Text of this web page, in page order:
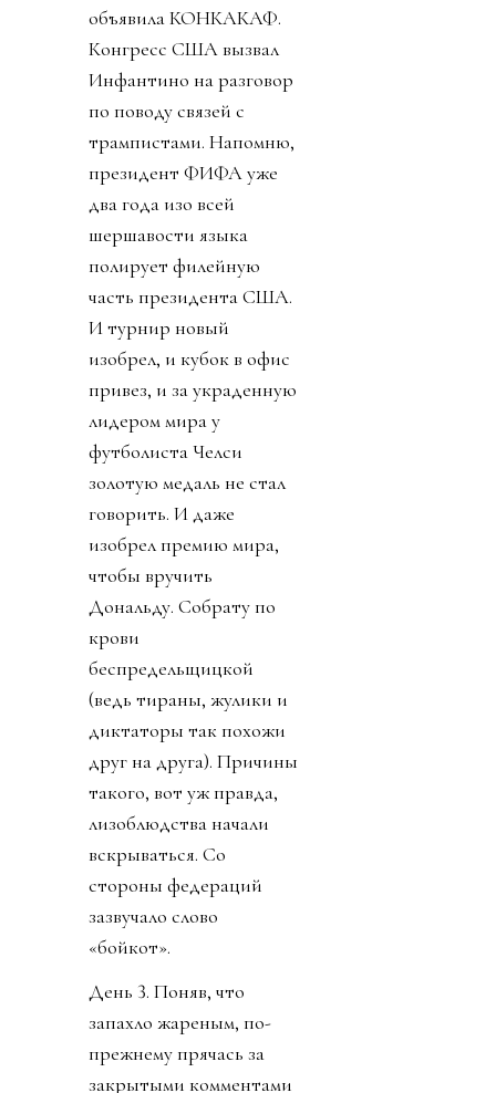
объявила КОНКАКАФ.
Конгресс США вызвал
Инфантино на разговор
по поводу связей с
трампистами. Напомню,
президент ФИФА уже
два года изо всей
шершавости языка
полирует филейную
часть президента США.
И турнир новый
изобрел, и кубок в офис
привез, и за украденную
лидером мира у
футболиста Челси
золотую медаль не стал
говорить. И даже
изобрел премию мира,
чтобы вручить
Дональду. Собрату по
крови
беспредельщицкой
(ведь тираны, жулики и
диктаторы так похожи
друг на друга). Причины
такого, вот уж правда,
лизоблюдства начали
вскрываться. Со
стороны федераций
зазвучало слово
«бойкот».
День 3. Поняв, что
запахло жареным, по-
прежнему прячась за
закрытыми комментами